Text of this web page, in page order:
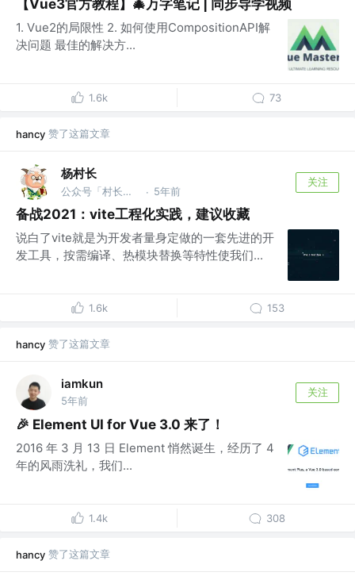
【Vue3官方教程】🎄万字笔记 | 同步导学视频
1. Vue2的局限性 2. 如何使用CompositionAPI解
决问题 最佳的解决方...
1.6k 73
hancy 赞了这篇文章
杨村长
公众号「村长学前端」 @B站「前端杨村长」 · 5年前
关注
备战2021：vite工程化实践，建议收藏
说白了vite就是为开发者量身定做的一套先进的开
发工具，按需编译、热模块替换等特性使我们...
1.6k 153
hancy 赞了这篇文章
iamkun
5年前
关注
🎉 Element UI for Vue 3.0 来了！
2016 年 3 月 13 日 Element 悄然诞生，经历了 4
年的风雨洗礼，我们...
1.4k 308
hancy 赞了这篇文章